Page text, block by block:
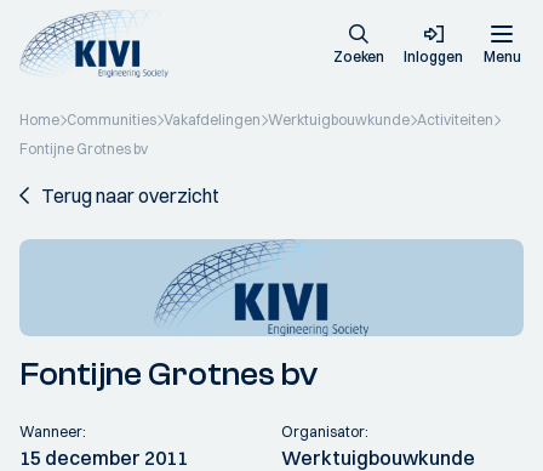
Zoeken Inloggen Menu
Home Communities Vakafdelingen Werktuigbouwkunde Activiteiten
Fontijne Grotnes bv
Terug naar overzicht
Fontijne Grotnes bv
Wanneer:
15 december 2011
Organisator:
Werktuigbouwkunde